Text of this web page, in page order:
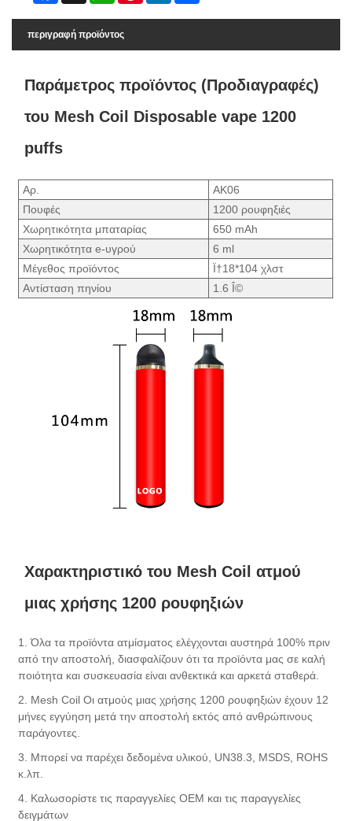
περιγραφή προϊόντος
Παράμετρος προϊόντος (Προδιαγραφές)
του Mesh Coil Disposable vape 1200
puffs
Αρ.
ΑΚ06
Πουφές
1200 ρουφηξιές
Χωρητικότητα μπαταρίας
650 mAh
Χωρητικότητα e-υγρού
6 ml
Μέγεθος προϊόντος
Ï†18*104 χλστ
Αντίσταση πηνίου
1.6 Î©
Χαρακτηριστικό του Mesh Coil ατμού
μιας χρήσης 1200 ρουφηξιών
1. Όλα τα προϊόντα ατμίσματος ελέγχονται αυστηρά 100% πριν
από την αποστολή, διασφαλίζουν ότι τα προϊόντα μας σε καλή
ποιότητα και συσκευασία είναι ανθεκτικά και αρκετά σταθερά.
2. Mesh Coil Οι ατμούς μιας χρήσης 1200 ρουφηξιών έχουν 12
μήνες εγγύηση μετά την αποστολή εκτός από ανθρώπινους
παράγοντες.
3. Μπορεί να παρέχει δεδομένα υλικού, UN38.3, MSDS, ROHS
κ.λπ.
4. Καλωσορίστε τις παραγγελίες OEM και τις παραγγελίες
δειγμάτων